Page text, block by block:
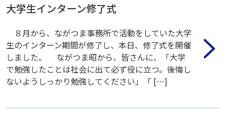
大学生インターン修了式
８月から、ながつま事務所で活動をしていた大学
生のインターン期間が修了し、本日、修了式を開催
しました。 ながつま昭から、皆さんに、「大学
で勉強したことは社会に出て必ず役に立つ。後悔し
ないようしっかり勉強してください」「 […]